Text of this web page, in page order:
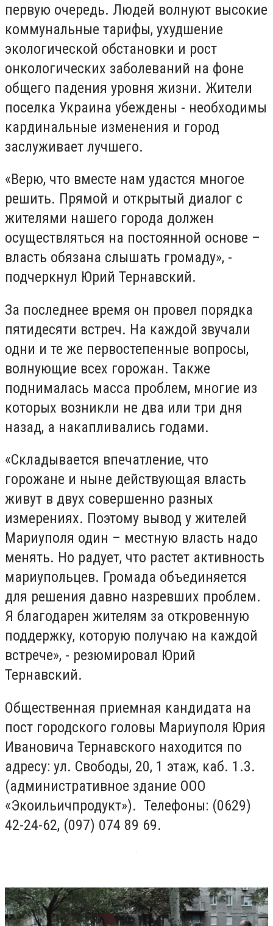
первую очередь. Людей волнуют высокие
коммунальные тарифы, ухудшение
экологической обстановки и рост
онкологических заболеваний на фоне
общего падения уровня жизни. Жители
поселка Украина убеждены - необходимы
кардинальные изменения и город
заслуживает лучшего.
«Верю, что вместе нам удастся многое
решить. Прямой и открытый диалог с
жителями нашего города должен
осуществляться на постоянной основе –
власть обязана слышать громаду», -
подчеркнул Юрий Тернавский.
За последнее время он провел порядка
пятидесяти встреч. На каждой звучали
одни и те же первостепенные вопросы,
волнующие всех горожан. Также
поднималась масса проблем, многие из
которых возникли не два или три дня
назад, а накапливались годами.
«Складывается впечатление, что
горожане и ныне действующая власть
живут в двух совершенно разных
измерениях. Поэтому вывод у жителей
Мариуполя один – местную власть надо
менять. Но радует, что растет активность
мариупольцев. Громада объединяется
для решения давно назревших проблем.
Я благодарен жителям за откровенную
поддержку, которую получаю на каждой
встрече», - резюмировал Юрий
Тернавский.
Общественная приемная кандидата на
пост городского головы Мариуполя Юрия
Ивановича Тернавского находится по
адресу: ул. Свободы, 20, 1 этаж, каб. 1.3.
(административное здание ООО
«Экоильичпродукт»). Телефоны: (0629)
42-24-62, (097) 074 89 69.